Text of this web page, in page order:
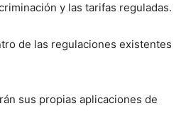
y las tarifas reguladas.
de las regulaciones existentes
sus propias aplicaciones de